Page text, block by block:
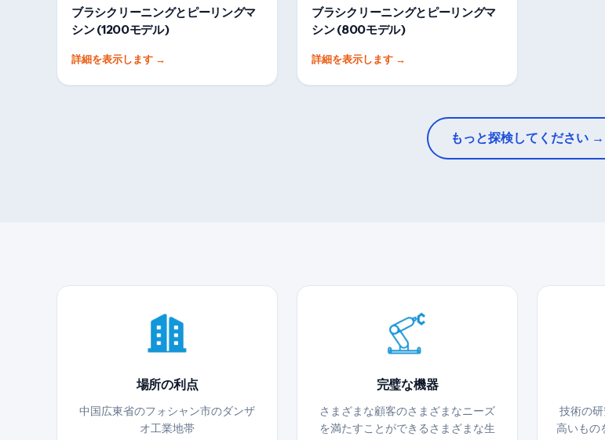
ブラシクリーニングとピーリングマ
シン (1200モデル)
詳細を表示します →
ブラシクリーニングとピーリングマ
シン (800モデル)
詳細を表示します →
もっと探検してください →
場所の利点
中国広東省のフォシャン市のダンザ
オ工業地帯
完璧な機器
さまざまな顧客のさまざまなニーズ
を満たすことができるさまざまな生
技術の
高いもの